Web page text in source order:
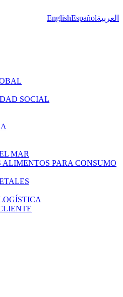
EnglishEspañolالعربية
SOCIAL
MAR
ALIMENTOS PARA CONSUMO